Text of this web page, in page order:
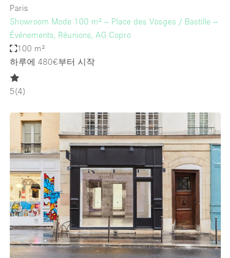
Security System
Toilets
Whitebox / Minimal
층 / 접근성: 지하층
위치한 거리
테라스
기타
Paris
Showroom Mode 100 m² – Place des Vosges / Bastille –
Événements, Réunions, AG Copro
100 m²
하루에 480€부터 시작
5(4)